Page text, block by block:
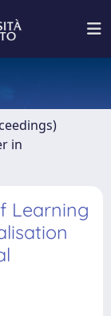
in
Learning